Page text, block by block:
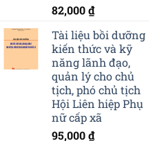
82,000₫
Tài liệu bồi dưỡng
kiến thức và kỹ
năng lãnh đạo,
quản lý cho chủ
tịch, phó chủ tịch
Hội Liên hiệp Phụ
nữ cấp xã
95,000₫